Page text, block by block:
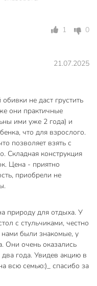
данное складное
нагрузку до
и усиленным
необходимую
пользователя при
74 см
52 см
37 см
Китай
металл
1 0
21.07.2025
не даст грустить
они практичные
ими уже 2 года) и
что для взрослого.
позволяет взять с
Складная конструкция
Цена - приятно
приобрели не
природу для отдыха. У
с стульчиками, честно
были знакомые, у
Они очень оказались
года. Увидев акцию в
всю семью:)_ спасибо за